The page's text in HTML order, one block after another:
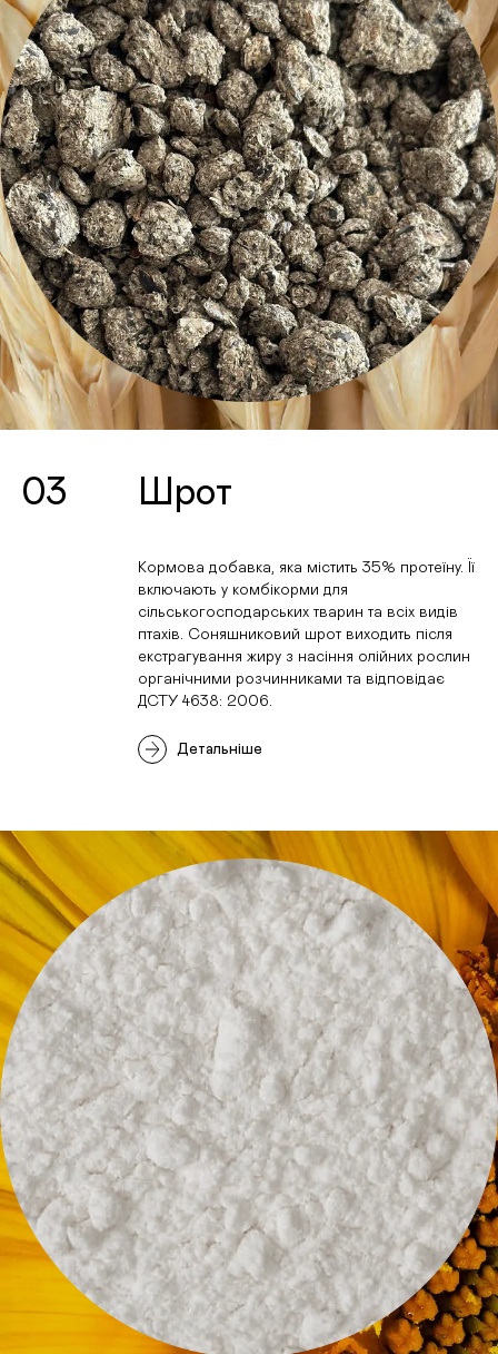
03 Шрот
Кормова добавка, яка містить 35% протеїну. Її
включають у комбікорми для
сільськогосподарських тварин та всіх видів
птахів. Соняшниковий шрот виходить після
екстрагування жиру з насіння олійних рослин
органічними розчинниками та відповідає
ДСТУ 4638: 2006.
Детальніше